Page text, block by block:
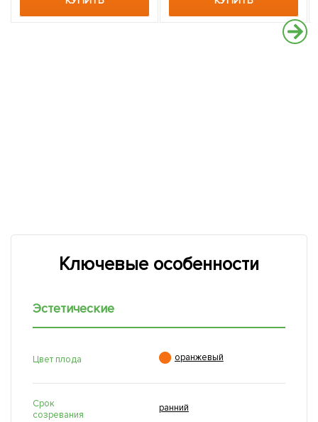
Ключевые особенности
Эстетические
Цвет плода  оранжевый
Срок
созревания
ранний